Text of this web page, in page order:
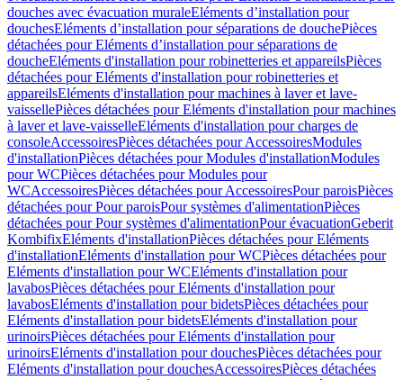
douches avec évacuation muraleEléments d’installation pour
douchesEléments d’installation pour séparations de douchePièces
détachées pour Eléments d’installation pour séparations de
doucheEléments d'installation pour robinetteries et appareilsPièces
détachées pour Eléments d'installation pour robinetteries et
appareilsEléments d'installation pour machines à laver et lave-
vaissellePièces détachées pour Eléments d'installation pour machines
à laver et lave-vaisselleEléments d'installation pour charges de
consoleAccessoiresPièces détachées pour AccessoiresModules
d'installationPièces détachées pour Modules d'installationModules
pour WCPièces détachées pour Modules pour
WCAccessoiresPièces détachées pour AccessoiresPour paroisPièces
détachées pour Pour paroisPour systèmes d'alimentationPièces
détachées pour Pour systèmes d'alimentationPour évacuationGeberit
KombifixEléments d'installationPièces détachées pour Eléments
d'installationEléments d'installation pour WCPièces détachées pour
Eléments d'installation pour WCEléments d'installation pour
lavabosPièces détachées pour Eléments d'installation pour
lavabosEléments d'installation pour bidetsPièces détachées pour
Eléments d'installation pour bidetsEléments d'installation pour
urinoirsPièces détachées pour Eléments d'installation pour
urinoirsEléments d'installation pour douchesPièces détachées pour
Eléments d'installation pour douchesAccessoiresPièces détachées